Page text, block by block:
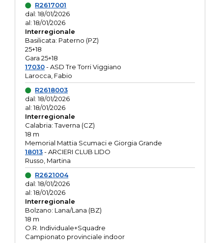
R2617001
dal: 18/01/2026
al: 18/01/2026
Interregionale
Basilicata: Paterno (PZ)
25+18
Gara 25+18
17030- ASD Tre Torri Viggiano
Larocca, Fabio
R2618003
dal: 18/01/2026
al: 18/01/2026
Interregionale
Calabria: Taverna (CZ)
18 m
Memorial Mattia Scumaci e Giorgia Grande
18013- ARCIERI CLUB LIDO
Russo, Martina
R2621004
dal: 18/01/2026
al: 18/01/2026
Interregionale
Bolzano: Lana/Lana (BZ)
18 m
O.R. Individuale+Squadre
Campionato provinciale indoor